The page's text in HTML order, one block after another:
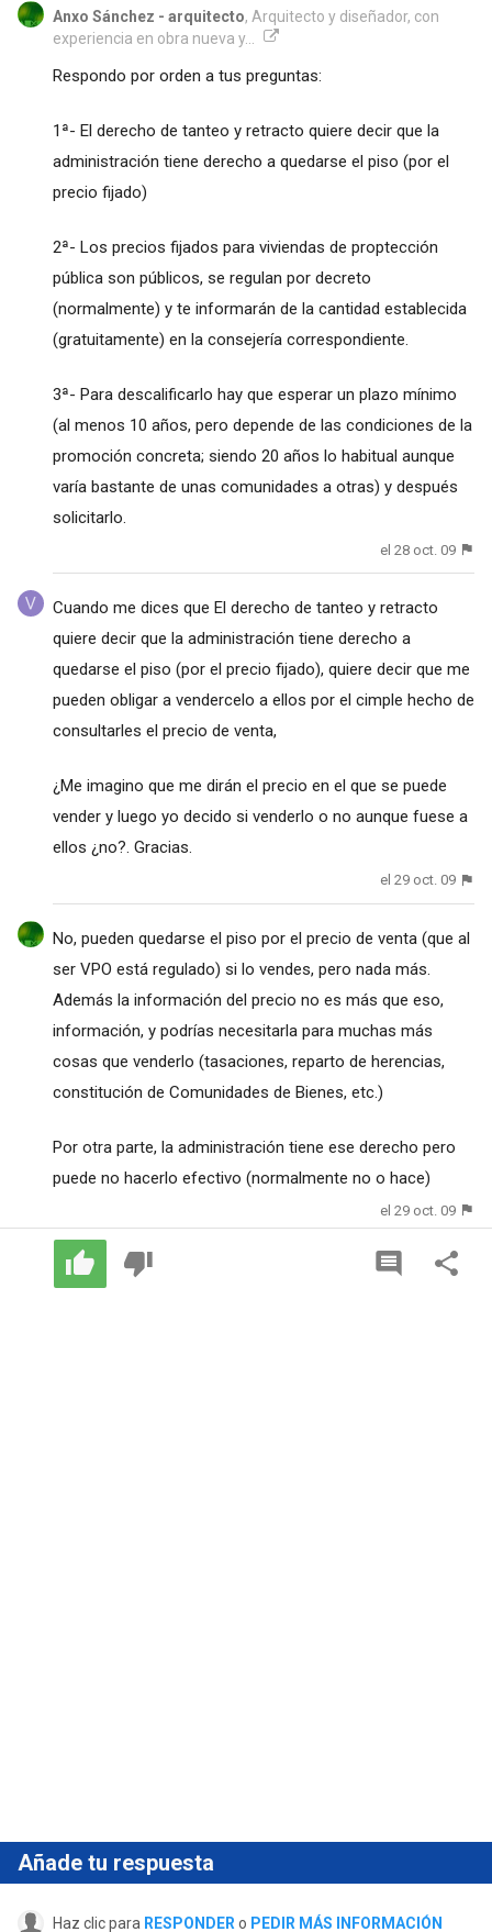
Anxo Sánchez - arquitecto, Arquitecto y diseñador, con
experiencia en obra nueva y...
Respondo por orden a tus preguntas:
1ª- El derecho de tanteo y retracto quiere decir que la
administración tiene derecho a quedarse el piso (por el
precio fijado)
2ª- Los precios fijados para viviendas de proptección
pública son públicos, se regulan por decreto
(normalmente) y te informarán de la cantidad establecida
(gratuitamente) en la consejería correspondiente.
3ª- Para descalificarlo hay que esperar un plazo mínimo
(al menos 10 años, pero depende de las condiciones de la
promoción concreta; siendo 20 años lo habitual aunque
varía bastante de unas comunidades a otras) y después
solicitarlo.
el 28 oct. 09
Cuando me dices que El derecho de tanteo y retracto
quiere decir que la administración tiene derecho a
quedarse el piso (por el precio fijado), quiere decir que me
pueden obligar a vendercelo a ellos por el cimple hecho de
consultarles el precio de venta,
¿Me imagino que me dirán el precio en el que se puede
vender y luego yo decido si venderlo o no aunque fuese a
ellos ¿no?. Gracias.
el 29 oct. 09
No, pueden quedarse el piso por el precio de venta (que al
ser VPO está regulado) si lo vendes, pero nada más.
Además la información del precio no es más que eso,
información, y podrías necesitarla para muchas más
cosas que venderlo (tasaciones, reparto de herencias,
constitución de Comunidades de Bienes, etc.)
Por otra parte, la administración tiene ese derecho pero
puede no hacerlo efectivo (normalmente no o hace)
el 29 oct. 09
Añade tu respuesta
Haz clic para RESPONDER o PEDIR MÁS INFORMACIÓN